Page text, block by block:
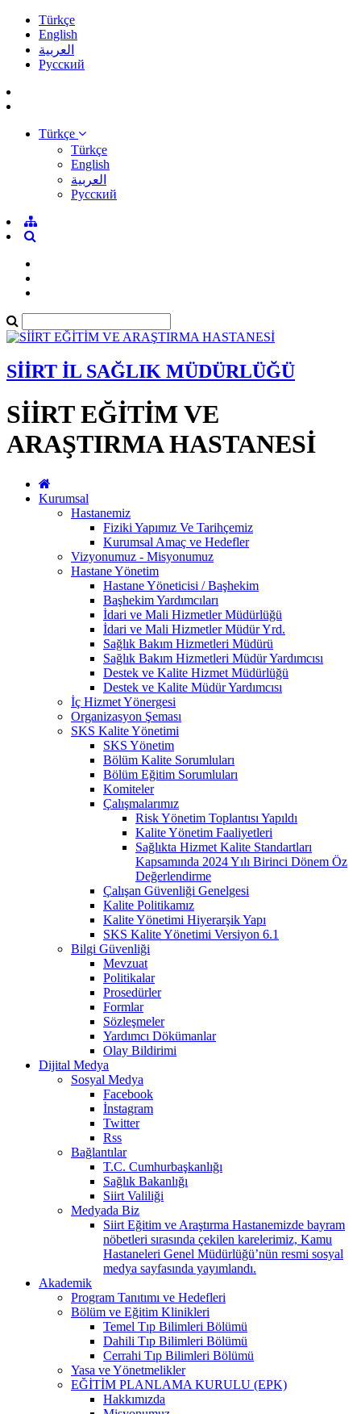
Türkçe
English
العربية
Pусский
Türkçe
Türkçe
English
العربية
Pусский
SİİRT İL SAĞLIK MÜDÜRLÜĞÜ
SİİRT EĞİTİM VE
ARAŞTIRMA HASTANESİ
Kurumsal
Hastanemiz
Fiziki Yapımız Ve Tarihçemiz
Kurumsal Amaç ve Hedefler
Vizyonumuz - Misyonumuz
Hastane Yönetim
Hastane Yöneticisi / Başhekim
Başhekim Yardımcıları
İdari ve Mali Hizmetler Müdürlüğü
İdari ve Mali Hizmetler Müdür Yrd.
Sağlık Bakım Hizmetleri Müdürü
Sağlık Bakım Hizmetleri Müdür Yardımcısı
Destek ve Kalite Hizmet Müdürlüğü
Destek ve Kalite Müdür Yardımcısı
İç Hizmet Yönergesi
Organizasyon Şeması
SKS Kalite Yönetimi
SKS Yönetim
Bölüm Kalite Sorumluları
Bölüm Eğitim Sorumluları
Komiteler
Çalışmalarımız
Risk Yönetim Toplantısı Yapıldı
Kalite Yönetim Faaliyetleri
Sağlıkta Hizmet Kalite Standartları
Kapsamında 2024 Yılı Birinci Dönem Öz
Değerlendirme
Çalışan Güvenliği Genelgesi
Kalite Politikamız
Kalite Yönetimi Hiyerarşik Yapı
SKS Kalite Yönetimi Versiyon 6.1
Bilgi Güvenliği
Mevzuat
Politikalar
Prosedürler
Formlar
Sözleşmeler
Yardımcı Dökümanlar
Olay Bildirimi
Dijital Medya
Sosyal Medya
Facebook
İnstagram
Twitter
Rss
Bağlantılar
T.C. Cumhurbaşkanlığı
Sağlık Bakanlığı
Siirt Valiliği
Medyada Biz
Siirt Eğitim ve Araştırma Hastanemizde bayram
nöbetleri sırasında çekilen karelerimiz, Kamu
Hastaneleri Genel Müdürlüğü’nün resmi sosyal
medya sayfasında yayımlandı.
Akademik
Program Tanıtımı ve Hedefleri
Bölüm ve Eğitim Klinikleri
Temel Tıp Bilimleri Bölümü
Dahili Tıp Bilimleri Bölümü
Cerrahi Tıp Bilimleri Bölümü
Yasa ve Yönetmelikler
EĞİTİM PLANLAMA KURULU (EPK)
Hakkımızda